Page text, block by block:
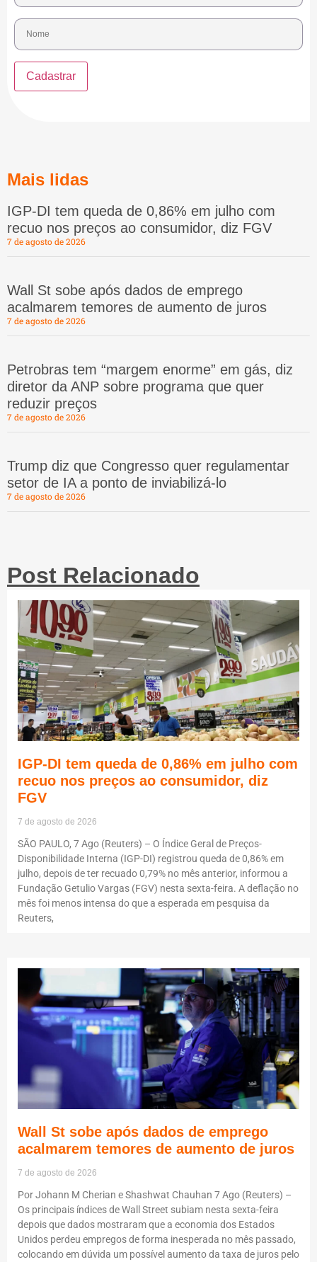
Mais lidas
IGP-DI tem queda de 0,86% em julho com
recuo nos preços ao consumidor, diz FGV
7 de agosto de 2026
Wall St sobe após dados de emprego
acalmarem temores de aumento de juros
7 de agosto de 2026
Petrobras tem “margem enorme” em gás, diz
diretor da ANP sobre programa que quer
reduzir preços
7 de agosto de 2026
Trump diz que Congresso quer regulamentar
setor de IA a ponto de inviabilizá-lo
7 de agosto de 2026
Post Relacionado
IGP-DI tem queda de 0,86% em julho com
recuo nos preços ao consumidor, diz
FGV
7 de agosto de 2026
SÃO PAULO, 7 Ago (Reuters) – O Índice Geral de Preços-
Disponibilidade Interna (IGP-DI) registrou queda de 0,86% em
julho, depois de ter recuado 0,79% no mês anterior, informou a
Fundação Getulio Vargas (FGV) nesta sexta-feira. A deflação no
mês foi menos intensa do que a esperada em pesquisa da
Reuters,
Wall St sobe após dados de emprego
acalmarem temores de aumento de juros
7 de agosto de 2026
Por Johann M Cherian e Shashwat Chauhan 7 Ago (Reuters) –
Os principais índices de Wall Street subiam nesta sexta-feira
depois que dados mostraram que a economia dos Estados
Unidos perdeu empregos de forma inesperada no mês passado,
colocando em dúvida um possível aumento da taxa de juros pelo